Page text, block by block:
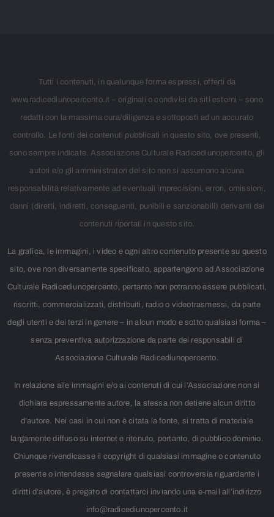
Tutti i contenuti, in qualunque forma espressi, offerti da
www.radicediunopercento.it – originali o condivisi da siti esterni – sono
redatti con la massima cura/diligenza e sottoposti ad un accurato
controllo. Le fonti dei contenuti pubblicati in questo sito, ove presenti,
sono sempre indicate. Associazione Culturale Radicediunopercento, gli
autori e/o gli amministratori del sito non si assumono alcuna
responsabilità relativamente ad eventuali imprecisioni, errori, omissioni,
danni (diretti, indiretti, conseguenti, punibili e sanzionabili) derivanti dai
contenuti riportati in questo sito.
La grafica, le immagini, i video e ogni altro contenuto presente su questo
sito, ove non diversamente specificato, appartengono ad Associazione
Culturale Radicediunopercento, pertanto non potranno essere pubblicati,
riscritti, commercializzati, distribuiti, radio o videotrasmessi, da parte
degli utenti e dei terzi in genere – in alcun modo e sotto qualsiasi forma –
senza preventiva autorizzazione da parte dei responsabili di
Associazione Culturale Radicediunopercento.
In relazione alle immagini e/o ai contenuti di cui l’Associazione non si
dichiara espressamente autore, la stessa non detiene alcun diritto
d’autore. Nei casi in cui non è citata la fonte, si tratta di materiale
largamente diffuso su internet e ritenuto, pertanto, di pubblico dominio.
Chiunque rivendicasse il copyright di qualsiasi immagine o contenuto
presente o intendesse segnalare qualsiasi controversia riguardante i
diritti d’autore, è pregato di contattarci inviando una e-mail all’indirizzo
info@radicediunopercento.it